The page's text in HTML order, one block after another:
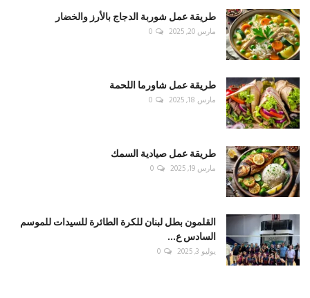
طريقة عمل شوربة الدجاج بالأرز والخضار
مارس 20, 2025 0
طريقة عمل شاورما اللحمة
مارس 18, 2025 0
طريقة عمل صيادية السمك
مارس 19, 2025 0
القلمون بطل لبنان للكرة الطائرة للسيدات للموسم
السادس ع...
يوليو 3, 2025 0